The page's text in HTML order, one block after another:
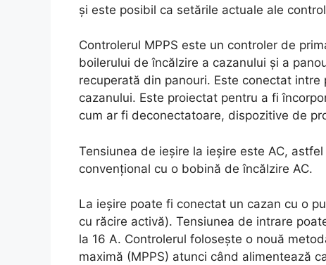
și este posibil ca setările actuale ale
Controlerul MPPS este un controler de
boilerului de încălzire a cazanului și a
recuperată din panouri. Este conectat
cazanului. Este proiectat pentru a fi
cum ar fi deconectatoare, dispozitive de
Tensiunea de ieșire la ieșire este AC,
convențional cu o bobină de încălzire AC.
La ieșire poate fi conectat un cazan cu o
cu răcire activă). Tensiunea de intrare
la 16 A. Controlerul folosește o nouă
maximă (MPPS) atunci când alimentează